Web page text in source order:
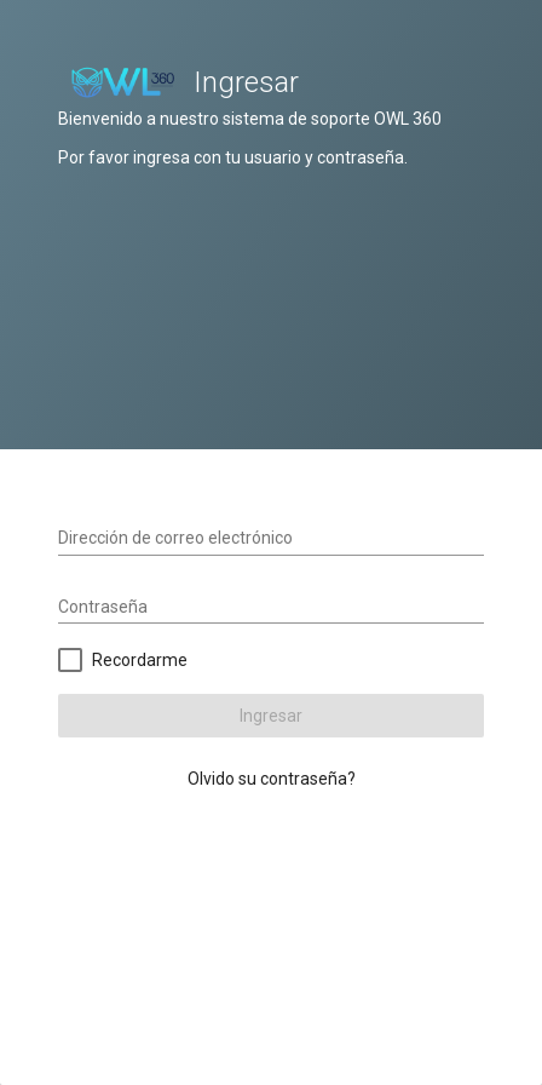
Ingresar
Bienvenido a nuestro sistema de soporte OWL 360
Por favor ingresa con tu usuario y contraseña.
Dirección de correo electrónico
Contraseña
Recordarme
Ingresar
Olvido su contraseña?